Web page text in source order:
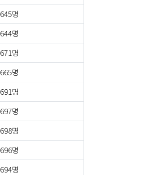
645명
644명
671명
665명
691명
697명
698명
696명
694명